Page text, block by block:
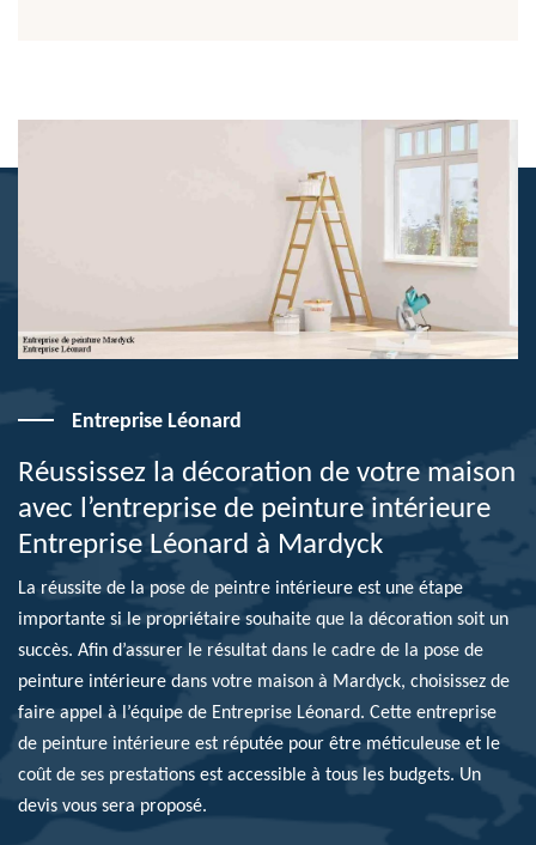
Entreprise Léonard
Réussissez la décoration de votre maison
avec l’entreprise de peinture intérieure
Entreprise Léonard à Mardyck
La réussite de la pose de peintre intérieure est une étape
importante si le propriétaire souhaite que la décoration soit un
succès. Afin d’assurer le résultat dans le cadre de la pose de
peinture intérieure dans votre maison à Mardyck, choisissez de
faire appel à l’équipe de Entreprise Léonard. Cette entreprise
de peinture intérieure est réputée pour être méticuleuse et le
coût de ses prestations est accessible à tous les budgets. Un
devis vous sera proposé.